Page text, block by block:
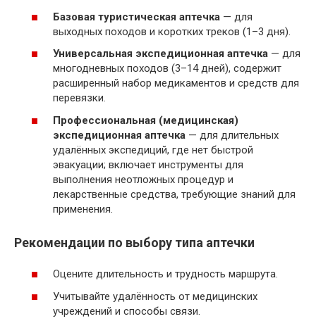
Базовая туристическая аптечка — для
выходных походов и коротких треков (1–3 дня).
Универсальная экспедиционная аптечка — для
многодневных походов (3–14 дней), содержит
расширенный набор медикаментов и средств для
перевязки.
Профессиональная (медицинская)
экспедиционная аптечка — для длительных
удалённых экспедиций, где нет быстрой
эвакуации; включает инструменты для
выполнения неотложных процедур и
лекарственные средства, требующие знаний для
применения.
Рекомендации по выбору типа аптечки
Оцените длительность и трудность маршрута.
Учитывайте удалённость от медицинских
учреждений и способы связи.